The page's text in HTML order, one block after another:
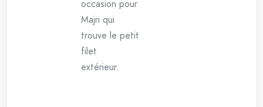
occasion pour
Majri qui
trouve le petit
filet
extérieur.